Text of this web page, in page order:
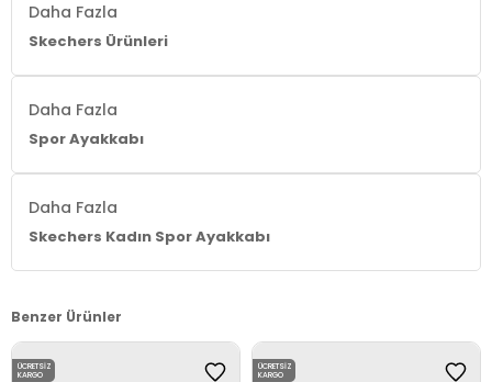
Daha Fazla
Skechers Ürünleri
Daha Fazla
Spor Ayakkabı
Daha Fazla
Skechers Kadın Spor Ayakkabı
Benzer Ürünler
ÜCRETSIZ
KARGO
ÜCRETSIZ
KARGO